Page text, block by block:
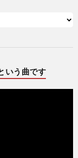
う曲です